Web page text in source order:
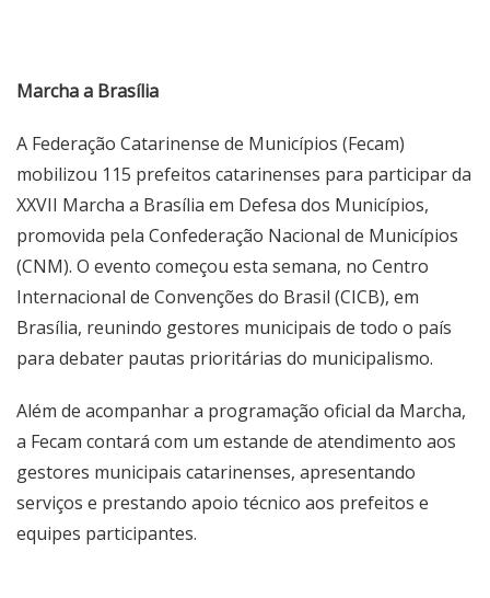
Marcha a Brasília
A Federação Catarinense de Municípios (Fecam)
mobilizou 115 prefeitos catarinenses para participar da
XXVII Marcha a Brasília em Defesa dos Municípios,
promovida pela Confederação Nacional de Municípios
(CNM). O evento começou esta semana, no Centro
Internacional de Convenções do Brasil (CICB), em
Brasília, reunindo gestores municipais de todo o país
para debater pautas prioritárias do municipalismo.
Além de acompanhar a programação oficial da Marcha,
a Fecam contará com um estande de atendimento aos
gestores municipais catarinenses, apresentando
serviços e prestando apoio técnico aos prefeitos e
equipes participantes.